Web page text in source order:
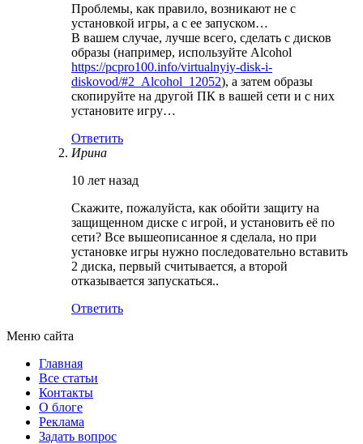
Проблемы, как правило, возникают не с
установкой игры, а с ее запуском…
В вашем случае, лучше всего, сделать с дисков
образы (например, используйте Alcohol
https://pcpro100.info/virtualnyiy-disk-i-
diskovod/#2_Alcohol_12052), а затем образы
скопируйте на другой ПК в вашей сети и с них
установите игру…
Ответить
Ирина
10 лет назад
Скажите, пожалуйста, как обойти защиту на
защищенном диске с игрой, и установить её по
сети? Все вышеописанное я сделала, но при
установке игры нужно последовательно вставить
2 диска, первый считывается, а второй
отказывается запускаться..
Ответить
Меню сайта
Главная
Все статьи
Контакты
О блоге
Реклама
Задать вопрос